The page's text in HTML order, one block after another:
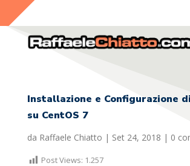
Installazione e Configurazione
su CentOS 7
da Raffaele Chiatto | Set 24, 2018 | 0
Post Views: 1.257